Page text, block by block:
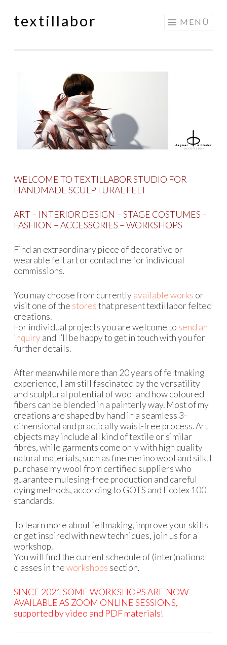
Springe
textillabor MENÜ
WELCOME TO TEXTILLABOR STUDIO FOR
HANDMADE SCULPTURAL FELT
ART – INTERIOR DESIGN – STAGE COSTUMES –
FASHION – ACCESSORIES – WORKSHOPS
Find an extraordinary piece of decorative or
wearable felt art or contact me for individual
commissions.
You may choose from currentlyavailable works or
visit one of the storesthat present textillabor felted
creations.
For individual projects you are welcome to send an
inquiryand I’ll be happy to get in touch with you for
further details.
After meanwhile more than 20 years of feltmaking
experience, I am still fascinated by the versatility
and sculptural potential of wool and how coloured
fibers can be blended in a painterly way. Most of my
creations are shaped by hand in a seamless 3-
dimensional and practically waist-free process. Art
objects may include all kind of textile or similar
fibres, while garments come only with high quality
natural materials, such as fine merino wool and silk. I
purchase my wool from certified suppliers who
guarantee mulesing-free production and careful
dying methods, according to GOTS and Ecotex 100
standards.
To learn more about feltmaking, improve your skills
or get inspired with new techniques, join us for a
workshop.
You will find the current schedule of (inter)national
classes in theworkshops section.
SINCE 2021 SOME WORKSHOPS ARE NOW
AVAILABLE AS ZOOM ONLINE SESSIONS,
supported by video and PDF materials!